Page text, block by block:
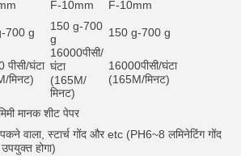
F-10mm
F-10mm
700 g
150 g-700
g
150 g-700 g
पीसी/घंटा
मिनट)
16000पीसी/
घंटा
(165M/
मिनट)
16000पीसी/घंटा
(165M/मिनट)
मानक शीट पेपर
वाला, स्टार्च गोंद और etc (PH6~8 लमिनेटिंग गोंद
होगा)